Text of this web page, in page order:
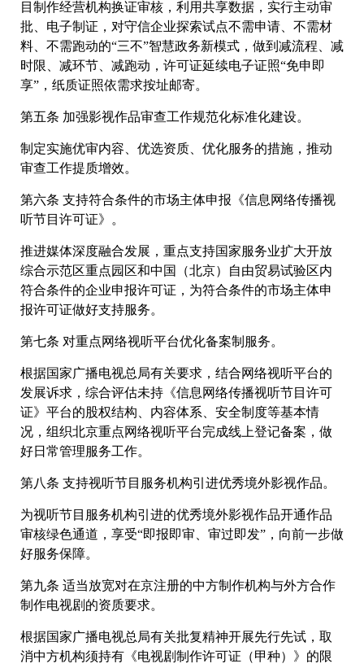
目制作经营机构换证审核，利用共享数据，实行主动审
批、电子制证，对守信企业探索试点不需申请、不需材
料、不需跑动的“三不”智慧政务新模式，做到减流程、减
时限、减环节、减跑动，许可证延续电子证照“免申即
享”，纸质证照依需求按址邮寄。
第五条 加强影视作品审查工作规范化标准化建设。
制定实施优审内容、优选资质、优化服务的措施，推动
审查工作提质增效。
第六条 支持符合条件的市场主体申报《信息网络传播视
听节目许可证》。
推进媒体深度融合发展，重点支持国家服务业扩大开放
综合示范区重点园区和中国（北京）自由贸易试验区内
符合条件的企业申报许可证，为符合条件的市场主体申
报许可证做好支持服务。
第七条 对重点网络视听平台优化备案制服务。
根据国家广播电视总局有关要求，结合网络视听平台的
发展诉求，综合评估未持《信息网络传播视听节目许可
证》平台的股权结构、内容体系、安全制度等基本情
况，组织北京重点网络视听平台完成线上登记备案，做
好日常管理服务工作。
第八条 支持视听节目服务机构引进优秀境外影视作品。
为视听节目服务机构引进的优秀境外影视作品开通作品
审核绿色通道，享受“即报即审、审过即发”，向前一步做
好服务保障。
第九条 适当放宽对在京注册的中方制作机构与外方合作
制作电视剧的资质要求。
根据国家广播电视总局有关批复精神开展先行先试，取
消中方机构须持有《电视剧制作许可证（甲种）》的限